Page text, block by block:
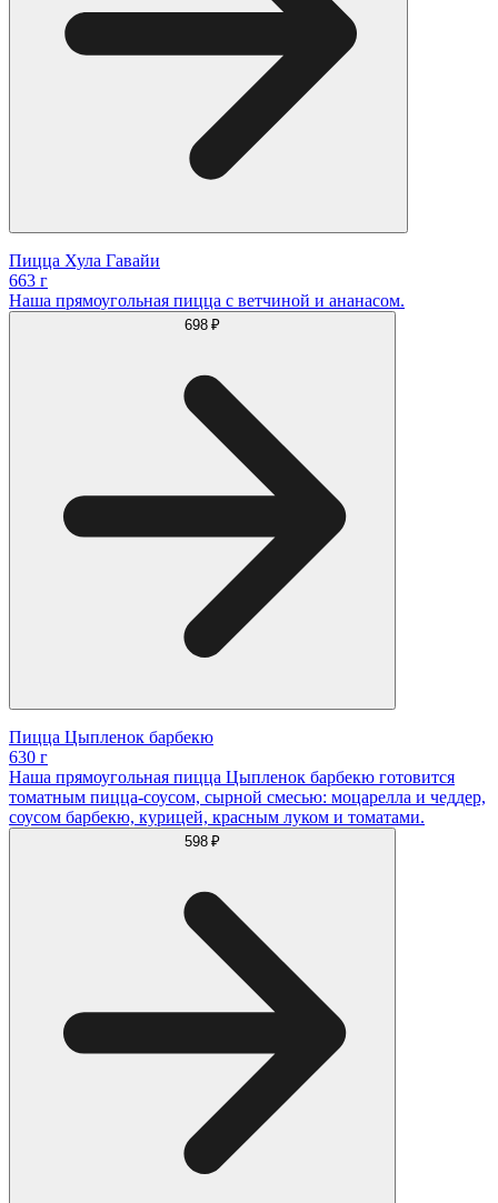
Пицца Хула Гавайи
663 г
Наша прямоугольная пицца с ветчиной и ананасом.
698 ₽
Пицца Цыпленок барбекю
630 г
Наша прямоугольная пицца Цыпленок барбекю готовится
томатным пицца-соусом, сырной смесью: моцарелла и чеддер,
соусом барбекю, курицей, красным луком и томатами.
598 ₽